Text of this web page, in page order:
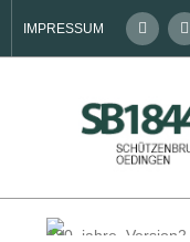
IMPRESSUM